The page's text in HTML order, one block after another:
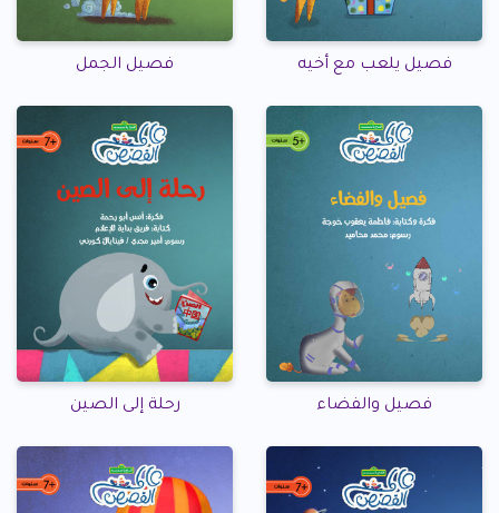
فصيل يلعب مع أخيه فصيل الجمل
فصيل والفضاء رحلة إلى الصين